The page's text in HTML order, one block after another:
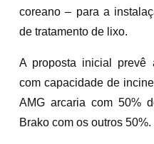
coreano – para a
de tratamento de lixo.
A proposta inicial prevê
com capacidade de
AMG arcaria com 50%
Brako com os outros 50%.